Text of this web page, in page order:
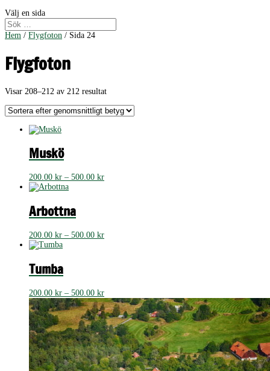
Välj en sida
Hem / Flygfoton / Sida 24
Flygfoton
Visar 208–212 av 212 resultatSortera
genomsnittligt
betyg
Muskö
200.00 kr – 500.00 krPrisintervall:
Arbottna
200.00 kr – 500.00 krPrisintervall:
Tumba
200.00 kr – 500.00 krPrisintervall:
200.00 kr
till
500.00 kr